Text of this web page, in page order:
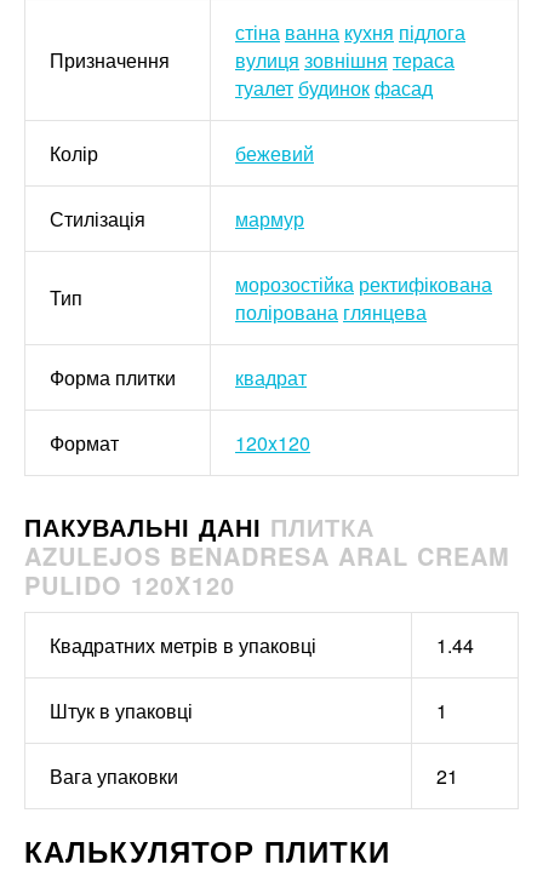
Призначення
стіна ванна кухня підлога
вулиця зовнішня тераса
туалет будинокфасад
Колір бежевий
Стилізація мармур
Тип морозостійка ректифікована
полірована глянцева
Форма плитки квадрат
Формат 120x120
ПАКУВАЛЬНІ ДАНІ ПЛИТКА
AZULEJOS BENADRESA ARAL CREAM
PULIDO 120X120
Квадратних метрів в упаковці 1.44
Штук в упаковці 1
Вага упаковки 21
КАЛЬКУЛЯТОР ПЛИТКИ